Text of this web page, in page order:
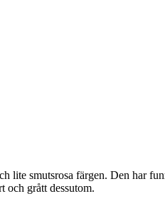
lite smutsrosa färgen. Den har
och grått dessutom.